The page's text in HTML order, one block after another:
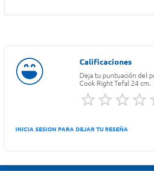
Deja tu puntuación del
Cook Right Tefal 24 cm.
INICIA SESION PARA DEJAR TU RESEÑA